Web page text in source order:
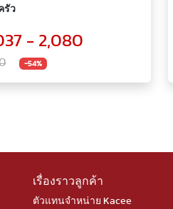
รัว
- 2,080
-54%
เรื่องราวลูกค้า
ตัวแทนจำหน่าย Kacee